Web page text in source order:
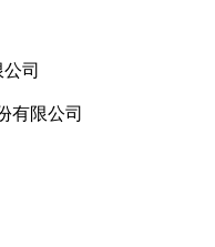
司
有限公司